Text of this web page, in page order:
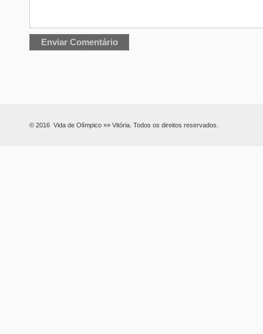
© 2016 Vida de Olímpico »» Vitória. Todos os direitos reservados.